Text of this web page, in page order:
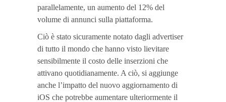
parallelamente, un aumento del 12% del
volume di annunci sulla piattaforma.
Ciò è stato sicuramente notato dagli advertiser
di tutto il mondo che hanno visto lievitare
sensibilmente il costo delle inserzioni che
attivano quotidianamente. A ciò, si aggiunge
anche l’impatto del nuovo aggiornamento di
iOS che potrebbe aumentare ulteriormente il